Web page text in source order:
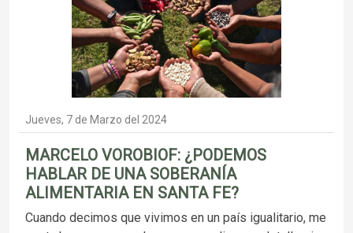
Jueves, 7 de Marzo del 2024
MARCELO VOROBIOF: ¿PODEMOS
HABLAR DE UNA SOBERANÍA
ALIMENTARIA EN SANTA FE?
Cuando decimos que vivimos en un país igualitario, me